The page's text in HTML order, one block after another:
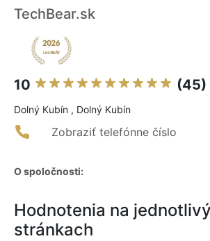
TechBear.sk
10 (45)
Dolný Kubín , Dolný Kubín
Zobraziť telefónne číslo
O spoločnosti:
Hodnotenia na
stránkach